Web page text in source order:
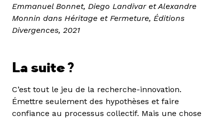
Emmanuel Bonnet, Diego Landivar et Alexandre
Monnin dans Héritage et Fermeture, Éditions
Divergences, 2021
La suite ?
C’est tout le jeu de la recherche-innovation.
Émettre seulement des hypothèses et faire
confiance au processus collectif. Mais une chose